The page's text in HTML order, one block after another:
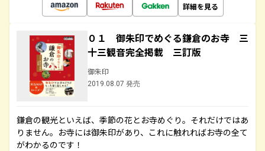
詳細を見る
０１ 御朱印でめぐる鎌倉のお寺 三
十三観音完全掲載 三訂版
御朱印
2019.08.07 発売
鎌倉の観光といえば、季節の花とお寺めぐり。それだけではあ
りません。お寺には御朱印があり、これに触れればお寺の全て
がわかるのです！